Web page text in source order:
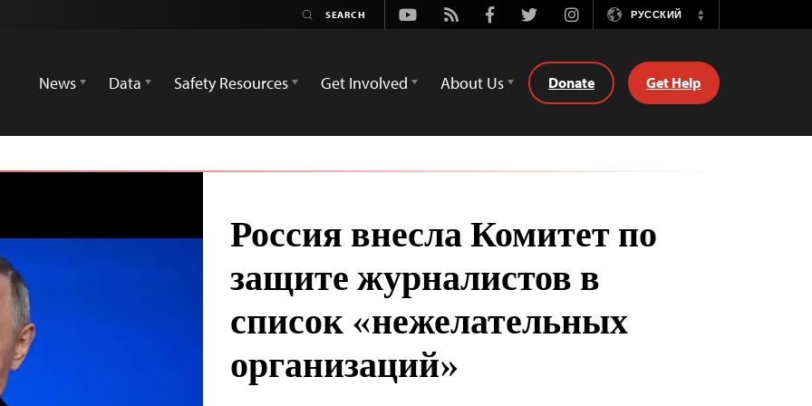
Youtube
Rss FacebookTwitterInstagramРУССКИЙ
Switch
News
Data Safety Resources Get Involved About Us Donate Get Help
Россия внесла Комитет по
защите журналистов в
список «нежелательных
организаций»